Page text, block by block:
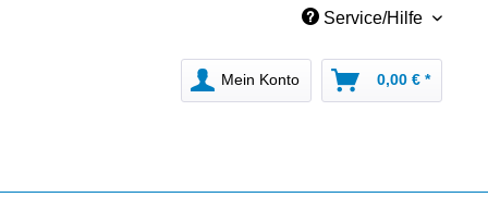
Service/Hilfe
Mein Konto 0,00 € *